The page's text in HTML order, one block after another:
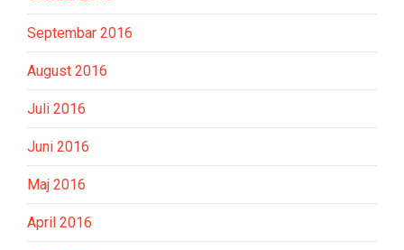
Septembar 2016
August 2016
Juli 2016
Juni 2016
Maj 2016
April 2016